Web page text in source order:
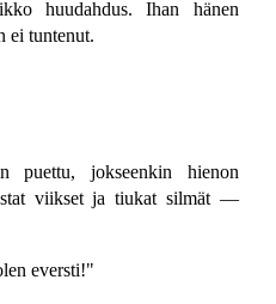
huudahdus. Ihan hänen
ei tuntenut.
jokseenkin hienon
viikset ja tiukat silmät —
eversti!"